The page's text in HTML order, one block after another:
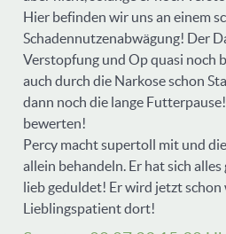
Hier befinden wir uns an einem
Schadennutzenabwägung! Der
Verstopfung und Op quasi noch
auch durch die Narkose schon
dann noch die lange
bewerten!
Percy macht supertoll mit und
allein behandeln. Er hat sich
lieb geduldet! Er wird jetzt schon
Lieblingspatient dort!